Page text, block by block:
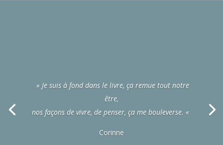
» Je suis à fond dans le livre, ça remue tout notre
être,
nos façons de vivre, de penser, ça me bouleverse. «
Corinne